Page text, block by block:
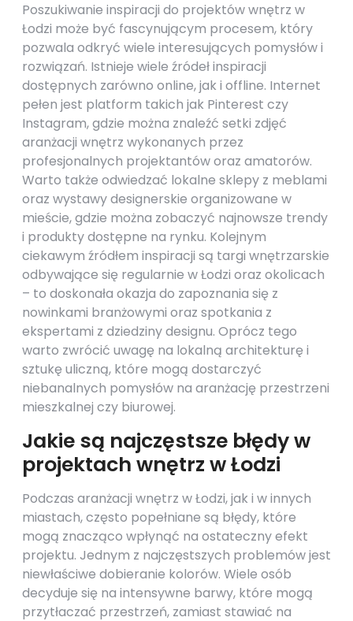
Poszukiwanie inspiracji do projektów wnętrz w
Łodzi może być fascynującym procesem, który
pozwala odkryć wiele interesujących pomysłów i
rozwiązań. Istnieje wiele źródeł inspiracji
dostępnych zarówno online, jak i offline. Internet
pełen jest platform takich jak Pinterest czy
Instagram, gdzie można znaleźć setki zdjęć
aranżacji wnętrz wykonanych przez
profesjonalnych projektantów oraz amatorów.
Warto także odwiedzać lokalne sklepy z meblami
oraz wystawy designerskie organizowane w
mieście, gdzie można zobaczyć najnowsze trendy
i produkty dostępne na rynku. Kolejnym
ciekawym źródłem inspiracji są targi wnętrzarskie
odbywające się regularnie w Łodzi oraz okolicach
– to doskonała okazja do zapoznania się z
nowinkami branżowymi oraz spotkania z
ekspertami z dziedziny designu. Oprócz tego
warto zwrócić uwagę na lokalną architekturę i
sztukę uliczną, które mogą dostarczyć
niebanalnych pomysłów na aranżację przestrzeni
mieszkalnej czy biurowej.
Jakie są najczęstsze błędy w
projektach wnętrz w Łodzi
Podczas aranżacji wnętrz w Łodzi, jak i w innych
miastach, często popełniane są błędy, które
mogą znacząco wpłynąć na ostateczny efekt
projektu. Jednym z najczęstszych problemów jest
niewłaściwe dobieranie kolorów. Wiele osób
decyduje się na intensywne barwy, które mogą
przytłaczać przestrzeń, zamiast stawiać na